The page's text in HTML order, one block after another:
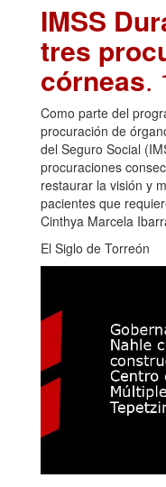
IMSS
tres
córneas.
Como parte del
procuración de
del Seguro Social
procuraciones
restaurar la visión y
pacientes que
Cinthya Marcela
El Siglo de Torreón